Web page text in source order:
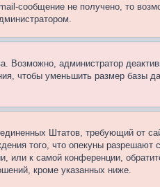
сообщение не получено, то
Возможно, администратор
чтобы уменьшить размер базы
Штатов, требующий от
того, что опекуны разрешают
к самой конференции,
кроме указанных ниже.